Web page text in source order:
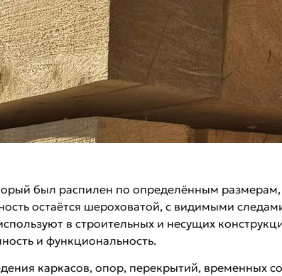
был распилен по определённым
остаётся шероховатой, с видимыми
в строительных и несущих
и функциональность.
каркасов, опор, перекрытий, временных